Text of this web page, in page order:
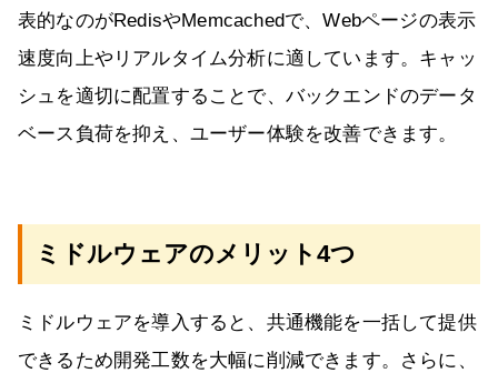
表的なのがRedisやMemcachedで、Webページの表示
速度向上やリアルタイム分析に適しています。キャッ
シュを適切に配置することで、バックエンドのデータ
ベース負荷を抑え、ユーザー体験を改善できます。
ミドルウェアのメリット4つ
ミドルウェアを導入すると、共通機能を一括して提供
できるため開発工数を大幅に削減できます。さらに、